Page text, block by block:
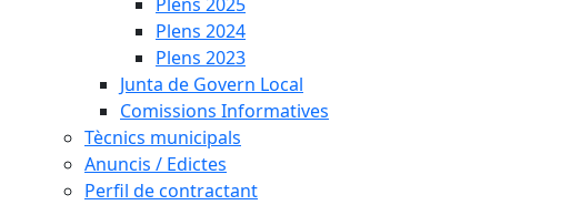
Plens 2024
Plens 2023
Junta de Govern Local
Comissions Informatives
Tècnics municipals
Anuncis / Edictes
Perfil de contractant